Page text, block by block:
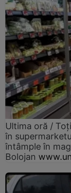
Ultima oră /
în
întâmple în
Bolojan